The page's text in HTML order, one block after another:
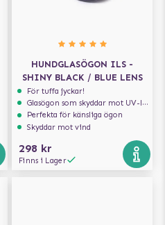
HUNDGLASÖGON ILS -
SHINY BLACK / BLUE LENS
För tuffa jyckar!
Glasögon som skyddar mot UV-ljus
Perfekta för känsliga ögon
Skyddar mot vind
298 kr
Finns i Lager